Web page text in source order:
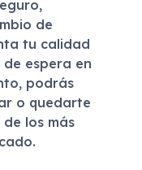
de
tu calidad
espera en
podrás
o quedarte
los más